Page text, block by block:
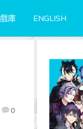
庫 ENGLISH
0